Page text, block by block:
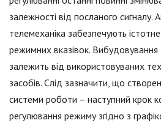
залежності від посланого сигналу.
телемеханіка забезпечують
режимних вказівок.
залежить від використовуваних
засобів. Слід зазначити, що
системи роботи – наступний крок
регулювання режиму згідно з